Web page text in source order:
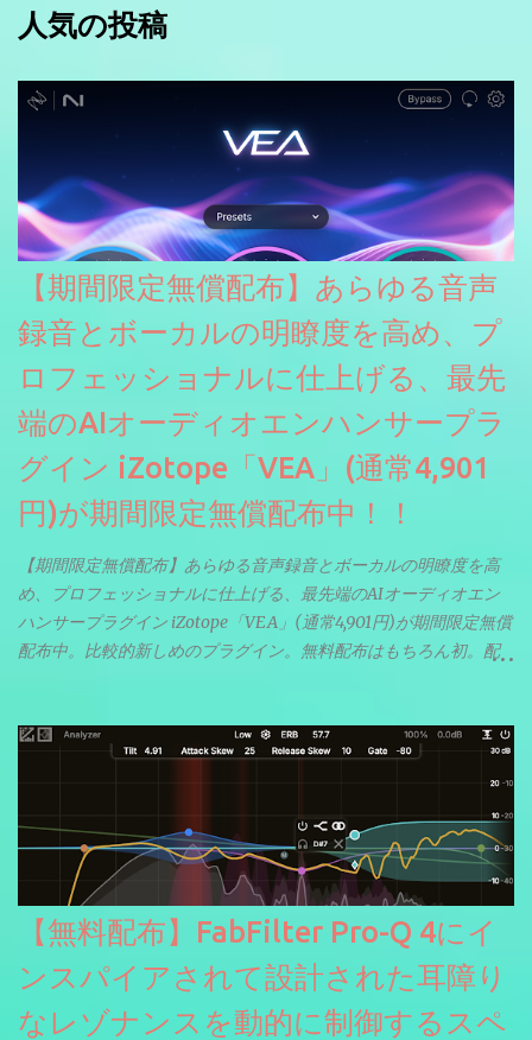
人気の投稿
【期間限定無償配布】あらゆる音声
録音とボーカルの明瞭度を高め、プ
ロフェッショナルに仕上げる、最先
端のAIオーディオエンハンサープラ
グイン iZotope「VEA」(通常4,901
円)が期間限定無償配布中！！
【期間限定無償配布】あらゆる音声録音とボーカルの明瞭度を高
め、プロフェッショナルに仕上げる、最先端のAIオーディオエン
ハンサープラグイン iZotope「VEA」(通常4,901円)が期間限定無償
配布中。比較的新しめのプラグイン。無料配布はもちろん初。配
【無料配布】FabFilter Pro-Q 4にイ
ンスパイアされて設計された耳障り
なレゾナンスを動的に制御するスペ